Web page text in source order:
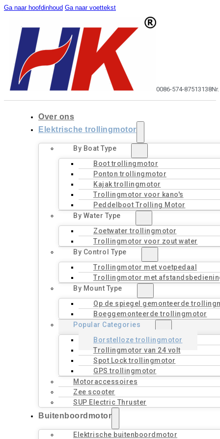
Ga naar hoofdinhoud Ga naar voettekst
0086-574-87513138
Over ons
Elektrische trollingmotor
By Boat Type
Boot trollingmotor
Ponton trollingmotor
Kajak trollingmotor
Trollingmotor voor kano's
Peddelboot Trolling Motor
By Water Type
Zoetwater trollingmotor
Trollingmotor voor zout water
By Control Type
Trollingmotor met voetpedaal
Trollingmotor met
By Mount Type
Op de spiegel gemonteerde
Boeggemonteerde trollingmotor
Popular Categories
Borstelloze trollingmotor
Trollingmotor van 24 volt
Spot Lock trollingmotor
GPS trollingmotor
Motoraccessoires
Zee scooter
SUP Electric Thruster
Buitenboordmotor
Elektrische buitenboordmotor